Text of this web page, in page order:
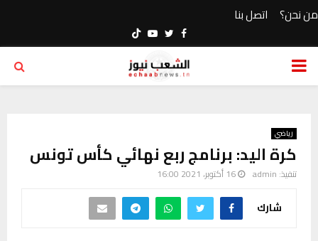
من نحن؟ اتصل بنا
Facebook
Twitter
Youtube
PRIMARY
رياضي
كرة اليد: برنامج ربع نهائي كأس تونس
تنفيذ: admin 16 أكتوبر، 2021 16:00
شارك